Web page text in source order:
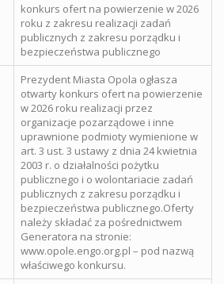
konkurs ofert na powierzenie w 2026
roku z zakresu realizacji zadań
publicznych z zakresu porządku i
bezpieczeństwa publicznego
Prezydent Miasta Opola ogłasza
otwarty konkurs ofert na powierzenie
w 2026 roku realizacji przez
organizacje pozarządowe i inne
uprawnione podmioty wymienione w
art. 3 ust. 3 ustawy z dnia 24 kwietnia
2003 r. o działalności pożytku
publicznego i o wolontariacie zadań
publicznych z zakresu porządku i
bezpieczeństwa publicznego.Oferty
należy składać za pośrednictwem
Generatora na stronie:
www.opole.engo.org.pl – pod nazwą
właściwego konkursu.